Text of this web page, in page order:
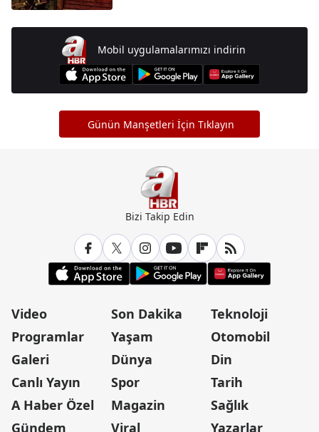
Mobil uygulamalarımızı indirin
Günün Manşetleri İçin Tıklayın
Bizi Takip Edin
Video
Programlar
Galeri
Canlı Yayın
A Haber Özel
Gündem
Son Dakika
Yaşam
Dünya
Spor
Magazin
Viral
Teknoloji
Otomobil
Din
Tarih
Sağlık
Yazarlar